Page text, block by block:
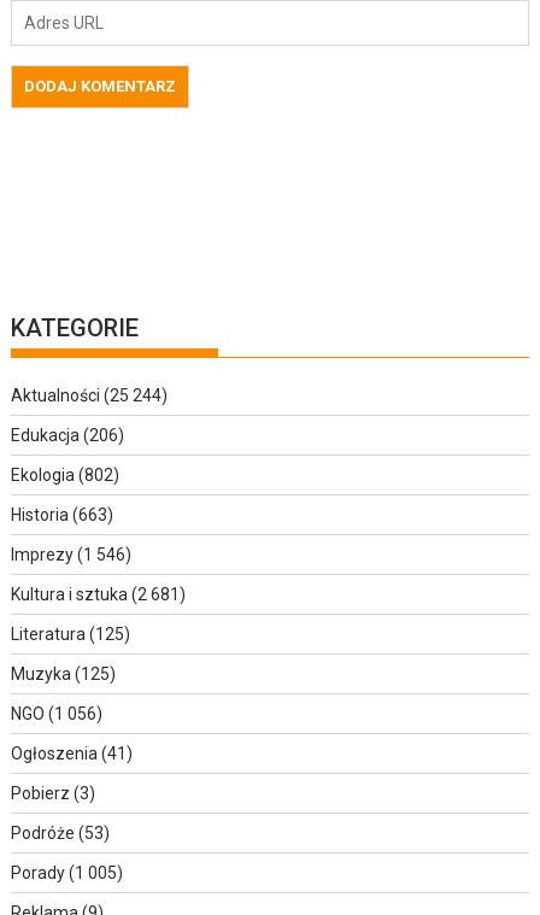
KATEGORIE
Aktualności (25 244)
Edukacja (206)
Ekologia (802)
Historia (663)
Imprezy(1 546)
Kultura i sztuka (2 681)
Literatura (125)
Muzyka (125)
NGO (1 056)
Ogłoszenia (41)
Pobierz (3)
Podróże (53)
Porady(1 005)